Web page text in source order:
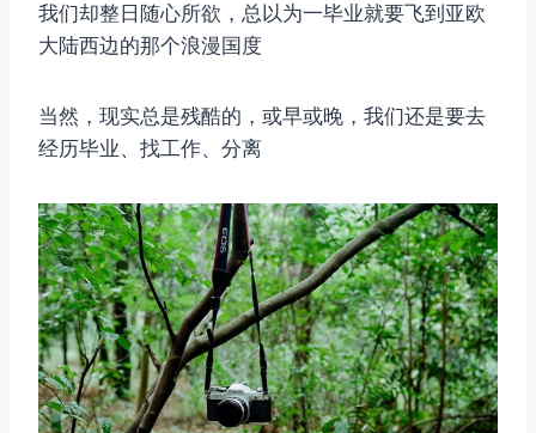
我们却整日随心所欲，总以为一毕业就要飞到亚欧
大陆西边的那个浪漫国度
当然，现实总是残酷的，或早或晚，我们还是要去
经历毕业、找工作、分离